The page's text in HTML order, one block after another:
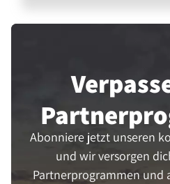
Abonniere jetzt unseren
und wir versorgen
Partnerprogrammen und